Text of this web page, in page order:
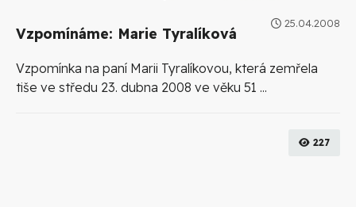
25.04.2008
Vzpomínáme: Marie Tyralíková
Vzpomínka na paní Marii Tyralíkovou, která zemřela
tiše ve středu 23. dubna 2008 ve věku 51 ...
227